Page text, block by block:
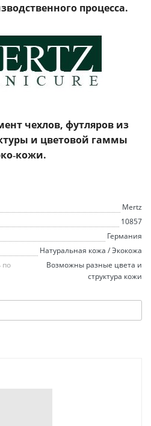
процесса.
чехлов, футляров из
и цветовой гаммы
Mertz
10857
Германия
Натуральная кожа / Экокожа
по
Возможны разные цвета и
структура кожи